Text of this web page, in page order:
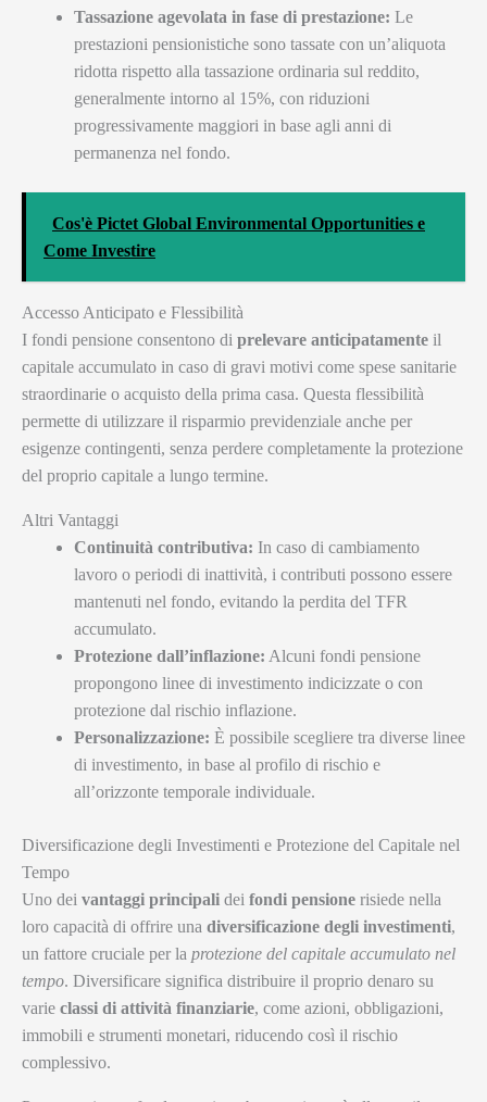
Tassazione agevolata in fase di prestazione: Le
prestazioni pensionistiche sono tassate con un’aliquota
ridotta rispetto alla tassazione ordinaria sul reddito,
generalmente intorno al 15%, con riduzioni
progressivamente maggiori in base agli anni di
permanenza nel fondo.
Cos'è Pictet Global Environmental Opportunities e
Come Investire
Accesso Anticipato e Flessibilità
I fondi pensione consentono di prelevare anticipatamente il
capitale accumulato in caso di gravi motivi come spese sanitarie
straordinarie o acquisto della prima casa. Questa flessibilità
permette di utilizzare il risparmio previdenziale anche per
esigenze contingenti, senza perdere completamente la protezione
del proprio capitale a lungo termine.
Altri Vantaggi
Continuità contributiva: In caso di cambiamento
lavoro o periodi di inattività, i contributi possono essere
mantenuti nel fondo, evitando la perdita del TFR
accumulato.
Protezione dall’inflazione: Alcuni fondi pensione
propongono linee di investimento indicizzate o con
protezione dal rischio inflazione.
Personalizzazione: È possibile scegliere tra diverse linee
di investimento, in base al profilo di rischio e
all’orizzonte temporale individuale.
Diversificazione degli Investimenti e Protezione del Capitale nel
Tempo
Uno dei vantaggi principali dei fondi pensione risiede nella
loro capacità di offrire una diversificazione degli investimenti,
un fattore cruciale per la protezione del capitale accumulato nel
tempo. Diversificare significa distribuire il proprio denaro su
varie classi di attività finanziarie, come azioni, obbligazioni,
immobili e strumenti monetari, riducendo così il rischio
complessivo.